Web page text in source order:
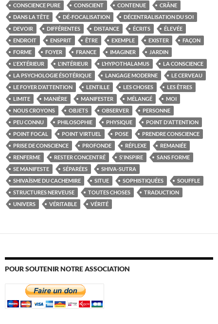
CONSCIENCE PURE CONSCIENT CONTENUE
CRÂNE
DANS LA TÊTE
DÉ-FOCALISATION
DÉCENTRALISATION DU SOI
DEVOIR
DIFFÉRENTES DISTANCE ÉCRITS
ÉLEVÉE
ENDROIT
ENSPRIT ÊTRE EXEMPLE EXISTER
FAÇON
FORME
FOYER FRANCE IMAGINER
JARDIN
L'EXTÉRIEUR
L'INTÉRIEUR L’HYPOTHALAMUS
LA CONSCIENCE
LA PSYCHOLOGIE ÉSOTÉRIQUE
LANGAGE MODERNE
LE CERVEAU
LE FOYER D’ATTENTION
LENTILLE LES CHOSES
LES ÊTRES
LIMITE
MANIÈRE MANIFESTER MÉLANGÉ
MOI
NOUS CROYONS
OBJETS OBSERVER
PERSONNE
PEU CONNU
PHILOSOPHIE PHYSIQUE
POINT D'ATTENTION
POINT FOCAL
POINT VIRTUEL POSE
PRENDRE CONSCIENCE
PRISE DE CONSCIENCE
PROFONDE RÉFLEXE
REMANIÉE
RENFERME
RESTER CONCENTRÉ S'INSPIRE
SANS FORME
SE MANIFESTE
SÉPARÉES
SHIVA-SUTRA
SHIVAÏSME DU CACHEMIRE
SITUE SOPHISTIQUÉES
SOUFFLE
STRUCTURES NERVEUSE
TOUTES CHOSES
TRADUCTION
UNIVERS
VÉRITABLE VÉRITÉ
POUR SOUTENIR NOTRE ASSOCIATION